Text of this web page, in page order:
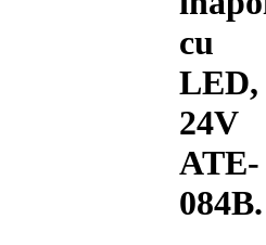
cu
LED,
24V
ATE-
084B.